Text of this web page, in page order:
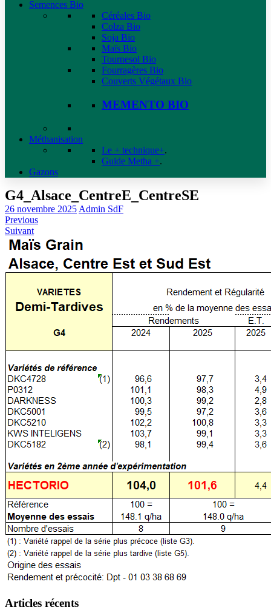
Semences Bio
Céréales Bio
Colza Bio
Soja Bio
Maïs Bio
Tournesol Bio
Fourragères Bio
Couverts Végétaux Bio
MEMENTO BIO
Méthanisation
Le + technique+.
Guide Metha +.
Gazons
G4_Alsace_CentreE_CentreSE
26 novembre 2025 Admin SdF
Previous
Suivant
Articles récents